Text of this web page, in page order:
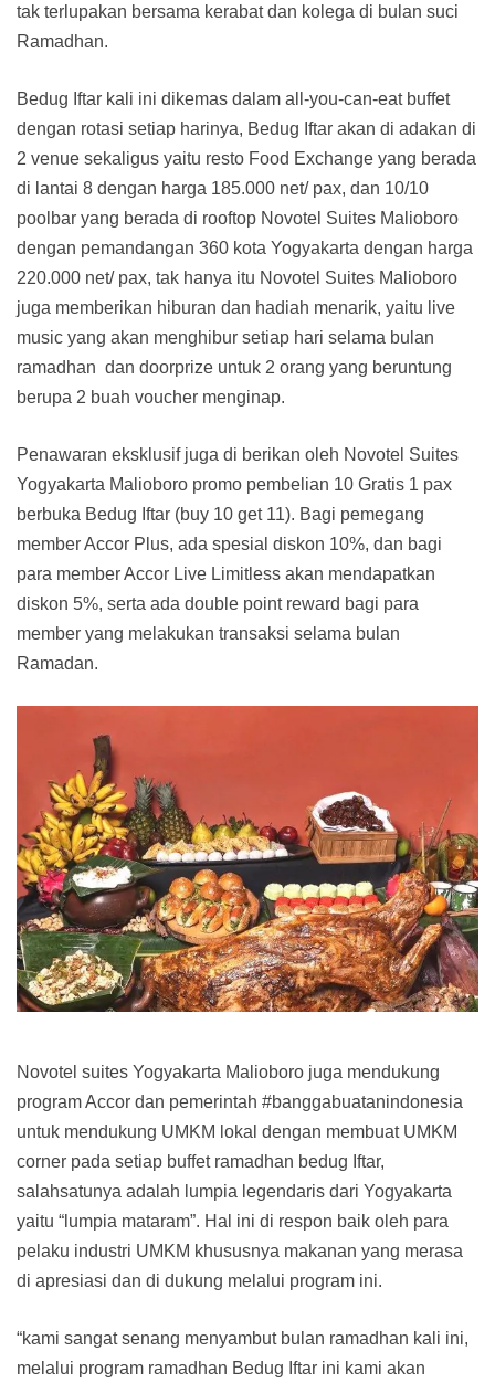
tak terlupakan bersama kerabat dan kolega di bulan suci
Ramadhan.
Bedug Iftar kali ini dikemas dalam all-you-can-eat buffet
dengan rotasi setiap harinya, Bedug Iftar akan di adakan di
2 venue sekaligus yaitu resto Food Exchange yang berada
di lantai 8 dengan harga 185.000 net/ pax, dan 10/10
poolbar yang berada di rooftop Novotel Suites Malioboro
dengan pemandangan 360 kota Yogyakarta dengan harga
220.000 net/ pax, tak hanya itu Novotel Suites Malioboro
juga memberikan hiburan dan hadiah menarik, yaitu live
music yang akan menghibur setiap hari selama bulan
ramadhan dan doorprize untuk 2 orang yang beruntung
berupa 2 buah voucher menginap.
Penawaran eksklusif juga di berikan oleh Novotel Suites
Yogyakarta Malioboro promo pembelian 10 Gratis 1 pax
berbuka Bedug Iftar (buy 10 get 11). Bagi pemegang
member Accor Plus, ada spesial diskon 10%, dan bagi
para member Accor Live Limitless akan mendapatkan
diskon 5%, serta ada double point reward bagi para
member yang melakukan transaksi selama bulan
Ramadan.
Novotel suites Yogyakarta Malioboro juga mendukung
program Accor dan pemerintah #banggabuatanindonesia
untuk mendukung UMKM lokal dengan membuat UMKM
corner pada setiap buffet ramadhan bedug Iftar,
salahsatunya adalah lumpia legendaris dari Yogyakarta
yaitu “lumpia mataram”. Hal ini di respon baik oleh para
pelaku industri UMKM khususnya makanan yang merasa
di apresiasi dan di dukung melalui program ini.
“kami sangat senang menyambut bulan ramadhan kali ini,
melalui program ramadhan Bedug Iftar ini kami akan